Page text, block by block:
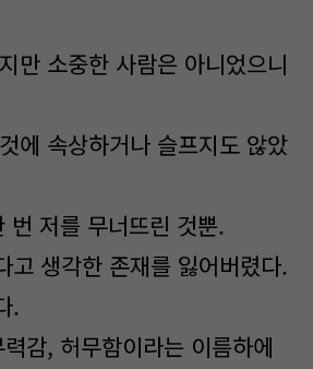
만 소중한 사람은 아니었으니
에 속상하거나 슬프지도 않았
번 저를 무너뜨린 것뿐.
고 생각한 존재를 잃어버렸다.
.
감, 허무함이라는 이름하에